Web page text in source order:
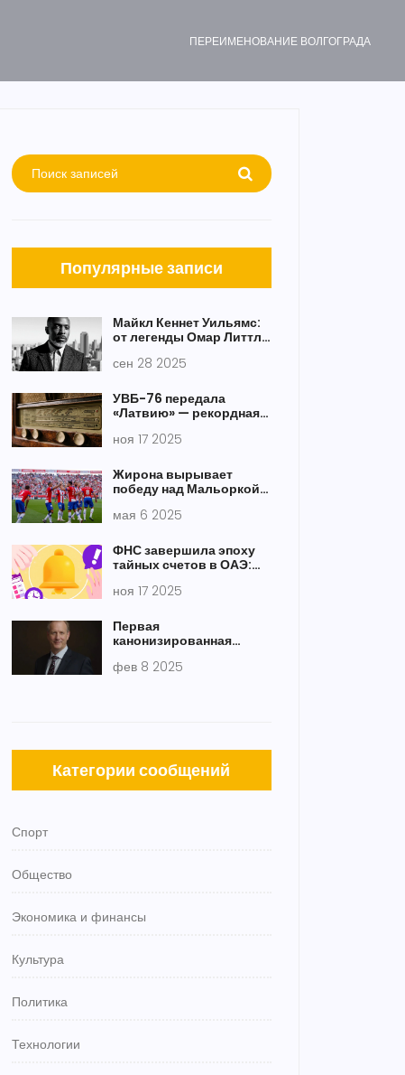
ПЕРЕИМЕНОВАНИЕ ВОЛГОГРАДА
Популярные записи
Майкл Кеннет Уильямс:
от легенды Омар Литтл
сен 28 2025
УВБ-76 передала
«Латвию» — рекордная
радиостанции в день с
ноя 17 2025
Жирона вырывает
победу над Мальоркой:
приносит три очка
мая 6 2025
ФНС завершила эпоху
тайных счетов в ОАЭ:
получили запросы
ноя 17 2025
Первая
канонизированная
обновленная память о
фев 8 2025
Категории сообщений
Спорт
Общество
Экономика и финансы
Культура
Политика
Технологии